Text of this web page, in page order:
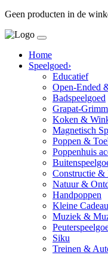
Geen producten in de
Home
Speelgoed›
Educatief
Open-Ended
Badspeelgoed
Grapat-
Koken &
Magnetisch
Poppen &
Poppenhuis
Constructie &
Natuur &
Handpoppen
Kleine
Muziek &
Siku
Treinen &